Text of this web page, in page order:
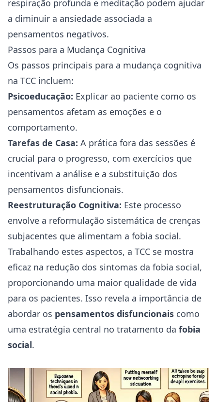
respiração profunda e meditação podem ajudar
a diminuir a ansiedade associada a
pensamentos negativos.
Passos para a Mudança Cognitiva
Os passos principais para a mudança cognitiva
na TCC incluem:
Psicoeducação: Explicar ao paciente como os
pensamentos afetam as emoções e o
comportamento.
Tarefas de Casa: A prática fora das sessões é
crucial para o progresso, com exercícios que
incentivam a análise e a substituição dos
pensamentos disfuncionais.
Reestruturação Cognitiva: Este processo
envolve a reformulação sistemática de crenças
subjacentes que alimentam a fobia social.
Trabalhando estes aspectos, a TCC se mostra
eficaz na redução dos sintomas da fobia social,
proporcionando uma maior qualidade de vida
para os pacientes. Isso revela a importância de
abordar os pensamentos disfuncionais como
uma estratégia central no tratamento da fobia
social.